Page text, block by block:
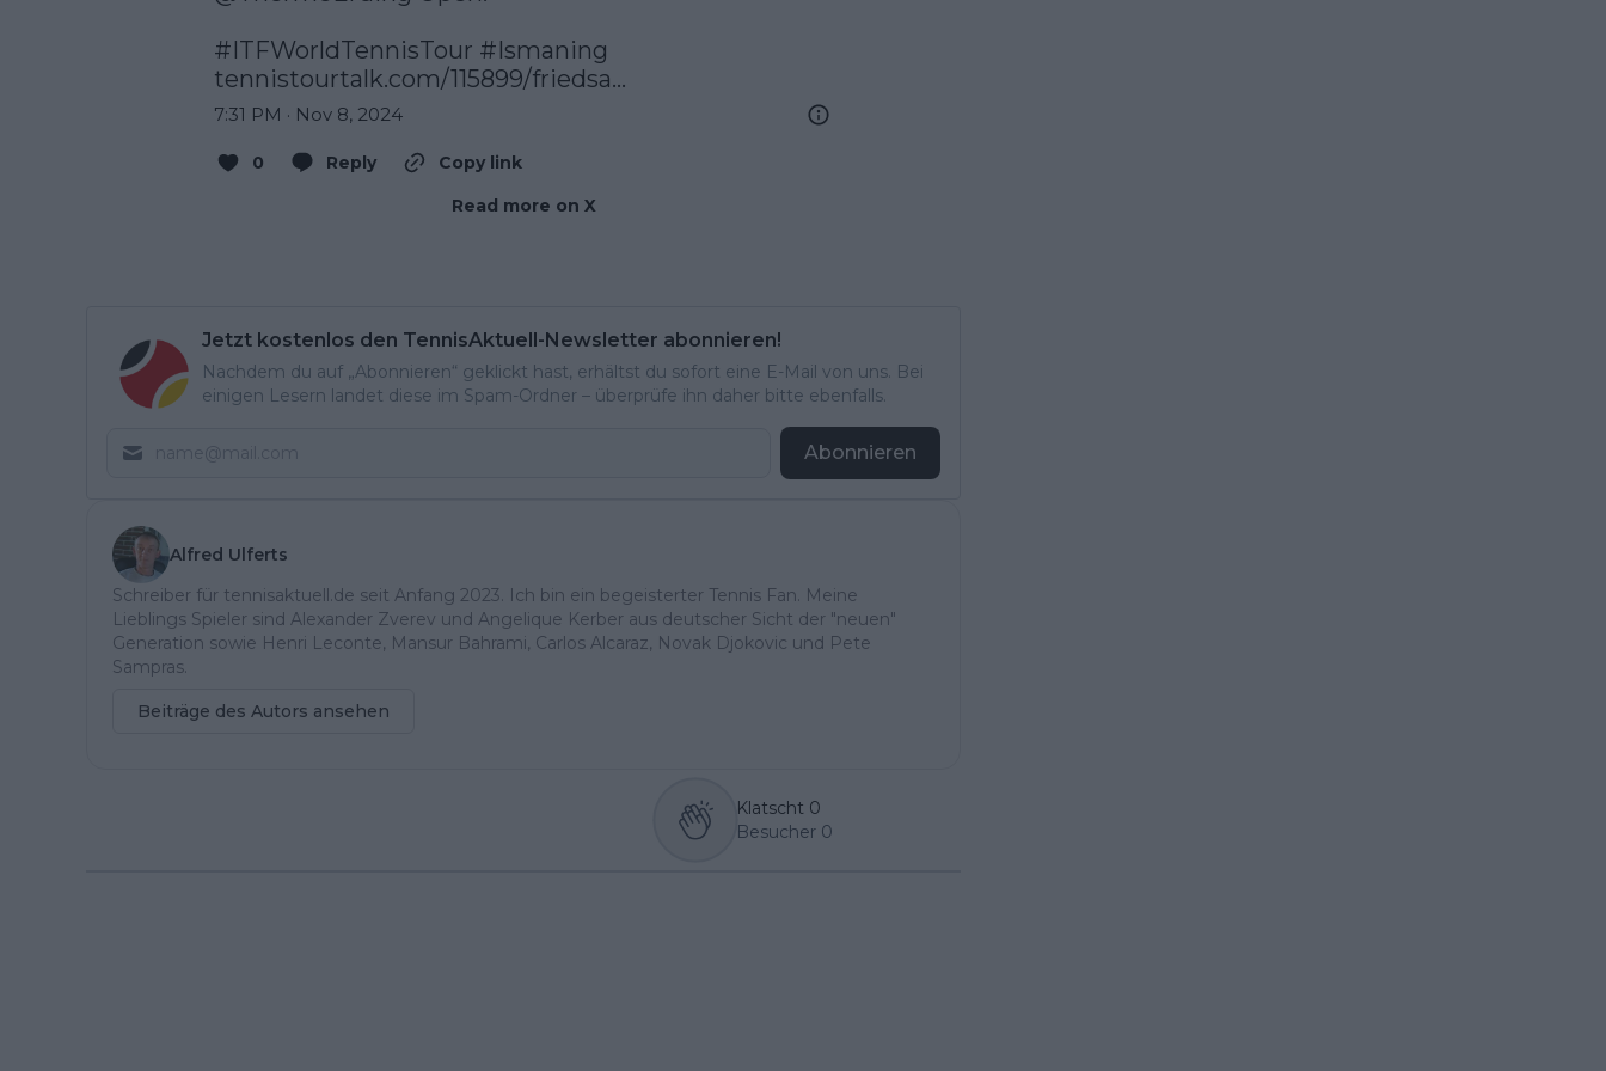
#ITFWorldTennisTour #Ismaning
tennistourtalk.com/115899/friedsa…
7:31 PM · Nov 8, 2024
0 Reply
Copy link
Read more on X
Jetzt kostenlos den TennisAktuell-Newsletter abonnieren!
Nachdem du auf „Abonnieren“ geklickt hast, erhältst du sofort eine E-Mail von uns. Bei
einigen Lesern landet diese im Spam-Ordner – überprüfe ihn daher bitte ebenfalls.
Abonnieren
Alfred Ulferts
Schreiber für tennisaktuell.de seit Anfang 2023. Ich bin ein begeisterter Tennis Fan. Meine
Lieblings Spieler sind Alexander Zverev und Angelique Kerber aus deutscher Sicht der "neuen"
Generation sowie Henri Leconte, Mansur Bahrami, Carlos Alcaraz, Novak Djokovic und Pete
Sampras.
Beiträge des Autors ansehen
Klatscht 0
Besucher 0